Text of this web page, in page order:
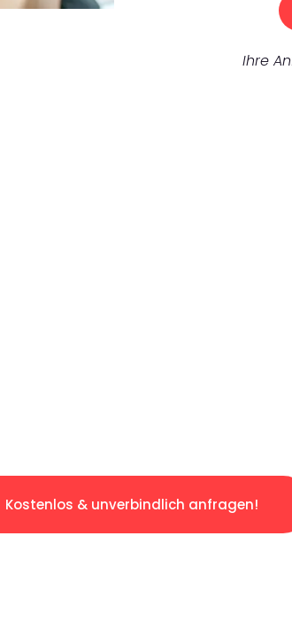
Ihre
Kostenlos & unverbindlich anfragen!